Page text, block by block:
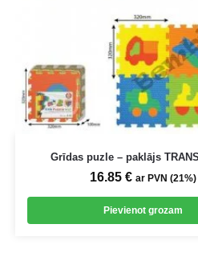
Grīdas puzle – paklājs
16.85€ ar PVN (21%)
Pievienot grozam